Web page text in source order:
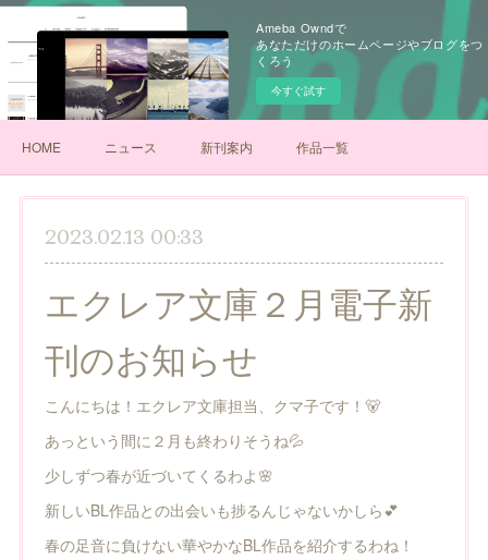
Ameba Owndで
あなただけのホームページやブログをつ
くろう
今すぐ試す
HOME ニュース 新刊案内 作品一覧
2023.02.13 00:33
エクレア文庫２月電子新
刊のお知らせ
こんにちは！エクレア文庫担当、クマ子です！🐻
あっという間に２月も終わりそうね💦
少しずつ春が近づいてくるわよ🌸
新しいBL作品との出会いも捗るんじゃないかしら💕
春の足音に負けない華やかなBL作品を紹介するわね！